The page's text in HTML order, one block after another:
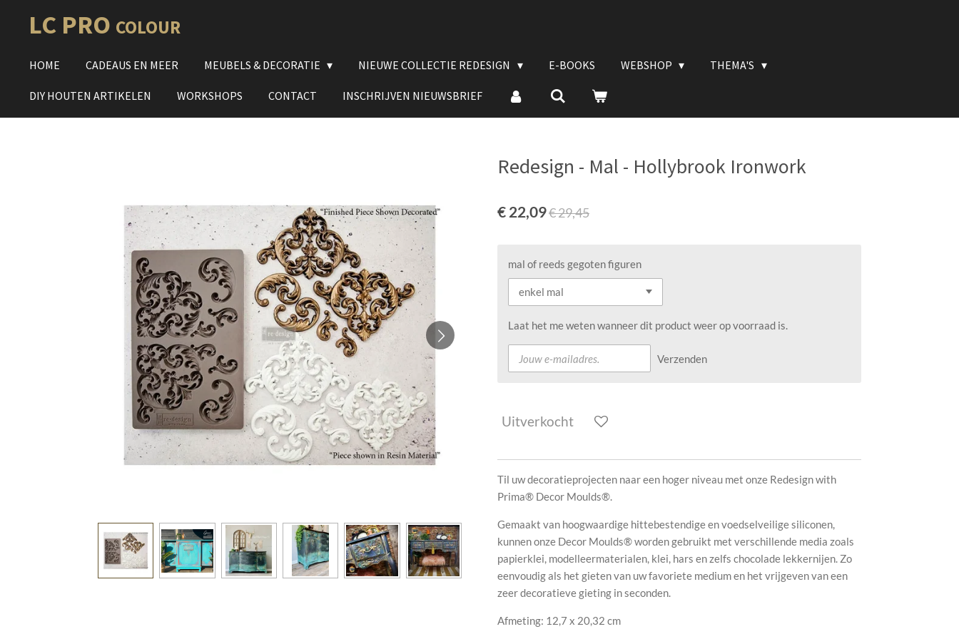
directLC PRO COLOUR
HOME CADEAUS EN MEER MEUBELS & DECORATIE NIEUWE COLLECTIE REDESIGN E-BOOKS WEBSHOP THEMA'S
DIY HOUTEN ARTIKELEN WORKSHOPS CONTACT INSCHRIJVEN NIEUWSBRIEF
Redesign - Mal - Hollybrook Ironwork
€ 22,09€ 29,45
mal of reeds gegoten figuren
Laat het me weten wanneer dit product weer op voorraad is.
Verzenden
Uitverkocht
Til uw decoratieprojecten naar een hoger niveau met onze Redesign with
Prima® Decor Moulds®.
Gemaakt van hoogwaardige hittebestendige en voedselveilige siliconen,
kunnen onze Decor Moulds® worden gebruikt met verschillende media zoals
papierklei, modelleermaterialen, klei, hars en zelfs chocolade lekkernijen. Zo
eenvoudig als het gieten van uw favoriete medium en het vrijgeven van een
zeer decoratieve gieting in seconden.
Afmeting: 12,7 x 20,32 cm